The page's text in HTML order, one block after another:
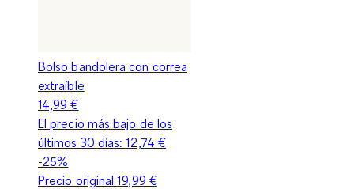
Bolso bandolera con correa
extraíble
14,99 €
El precio más bajo de los
últimos 30 días:12,74 €
-25%
Precio original19,99 €